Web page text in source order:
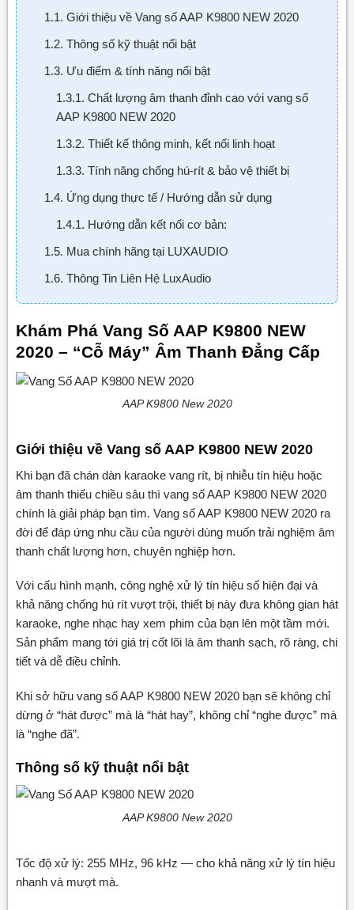
1.1. Giới thiệu về Vang số AAP K9800 NEW 2020
1.2. Thông số kỹ thuật nổi bật
1.3. Ưu điểm & tính năng nổi bật
1.3.1. Chất lượng âm thanh đỉnh cao với vang số
AAP K9800 NEW 2020
1.3.2. Thiết kế thông minh, kết nối linh hoạt
1.3.3. Tính năng chống hú-rít & bảo vệ thiết bị
1.4. Ứng dụng thực tế / Hướng dẫn sử dụng
1.4.1. Hướng dẫn kết nối cơ bản:
1.5. Mua chính hãng tại LUXAUDIO
1.6. Thông Tin Liên Hệ LuxAudio
Khám Phá Vang Số AAP K9800 NEW
2020 – “Cỗ Máy” Âm Thanh Đẳng Cấp
AAP K9800 New 2020
Giới thiệu về Vang số AAP K9800 NEW 2020
Khi bạn đã chán dàn karaoke vang rít, bị nhiễu tín hiệu hoặc
âm thanh thiếu chiều sâu thì vang số AAP K9800 NEW 2020
chính là giải pháp bạn tìm. Vang số AAP K9800 NEW 2020 ra
đời để đáp ứng nhu cầu của người dùng muốn trải nghiệm âm
thanh chất lượng hơn, chuyên nghiệp hơn.
Với cấu hình mạnh, công nghệ xử lý tín hiệu số hiện đại và
khả năng chống hú rít vượt trội, thiết bị này đưa không gian hát
karaoke, nghe nhạc hay xem phim của bạn lên một tầm mới.
Sản phẩm mang tới giá trị cốt lõi là âm thanh sạch, rõ ràng, chi
tiết và dễ điều chỉnh.
Khi sở hữu vang số AAP K9800 NEW 2020 bạn sẽ không chỉ
dừng ở “hát được” mà là “hát hay”, không chỉ “nghe được” mà
là “nghe đã”.
Thông số kỹ thuật nổi bật
AAP K9800 New 2020
Tốc độ xử lý: 255 MHz, 96 kHz — cho khả năng xử lý tín hiệu
nhanh và mượt mà.